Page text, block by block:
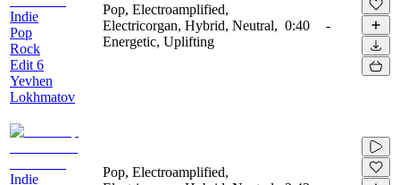
Indie
Pop
Rock
Edit 6
Yevhen
Lokhmatov
Pop, Electroamplified,
Electricorgan, Hybrid, Neutral,
Energetic, Uplifting
0:40 -
Indie
Pop, Electroamplified,